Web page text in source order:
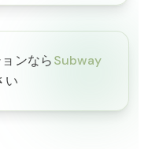
ンならSubway
い